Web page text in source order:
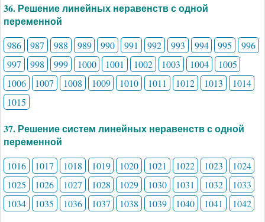
36. Решение линейных неравенств с одной
переменной
986 987 988 989 990 991 992 993 994 995
996
997
998 999 1000 1001 1002 1003 1004
1005
1006
1007 1008 1009 1010 1011 1012 1013
1014
1015
37. Решение систем линейных неравенств с одной
переменной
1016 1017 1018 1019 1020 1021 1022 1023
1024
1025
1026 1027 1028 1029 1030 1031 1032
1033
1034
1035 1036 1037 1038 1039 1040 1041 1042